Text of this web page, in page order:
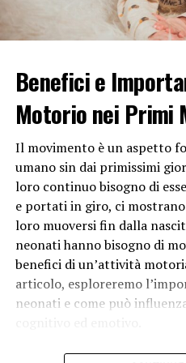
l’opportunità di praticare
L’attività fisica non solo
riducendo lo stress. Inoltre,
squadra insegna ai bambini
collaborazione, il rispetto
In conclusione, le vacanze
occasione di crescita per i
esperienze varie che
globale. Questo periodo di
bambini di rilassarsi, ma
un’opportunità
l’esplorazione, l’interazione
nuove competenze che
Benefici e
Motorio nei Primi
Il movimento è un aspetto
umano sin dai primissimi
loro continuo bisogno di
e portati in giro, ci
loro muoversi fin dalla
neonati hanno bisogno di
benefici di un’attività
articolo, esploreremo
neonati e come può